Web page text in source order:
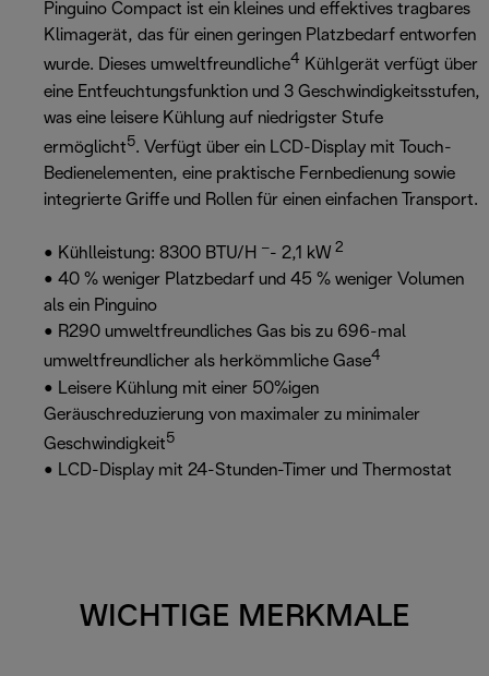
Pinguino Compact ist ein kleines und effektives tragbares
Klimagerät, das für einen geringen Platzbedarf entworfen
wurde. Dieses umweltfreundliche4 Kühlgerät verfügt über
eine Entfeuchtungsfunktion und 3 Geschwindigkeitsstufen,
was eine leisere Kühlung auf niedrigster Stufe
ermöglicht5. Verfügt über ein LCD-Display mit Touch-
Bedienelementen, eine praktische Fernbedienung sowie
integrierte Griffe und Rollen für einen einfachen Transport.
• Kühlleistung: 8300 BTU/H –- 2,1 kW 2
• 40 % weniger Platzbedarf und 45 % weniger Volumen
als ein Pinguino
• R290 umweltfreundliches Gas bis zu 696-mal
umweltfreundlicher als herkömmliche Gase4
• Leisere Kühlung mit einer 50%igen
Geräuschreduzierung von maximaler zu minimaler
Geschwindigkeit5
• LCD-Display mit 24-Stunden-Timer und Thermostat
WICHTIGE MERKMALE